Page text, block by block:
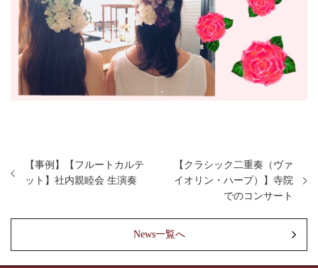
【事例】【フルートカルテ
ット】社内親睦会 生演奏
【クラシック二重奏（ヴァ
イオリン・ハープ）】寺院
でのコンサート
News一覧へ